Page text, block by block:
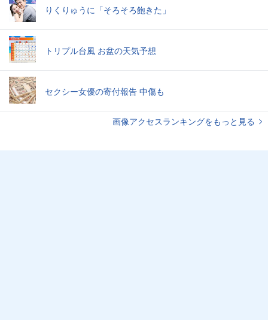
りくりゅうに「そろそろ飽きた」
トリプル台風 お盆の天気予想
セクシー女優の寄付報告 中傷も
画像アクセスランキングをもっと見る